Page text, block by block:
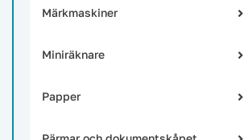
Märkmaskiner
Miniräknare
Papper